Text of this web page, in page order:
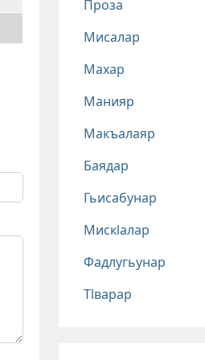
Проза
Мисалар
Махар
Манияр
Макъалаяр
Баядар
Гьисабунар
Мискlалар
Фадлугьунар
Тlварар